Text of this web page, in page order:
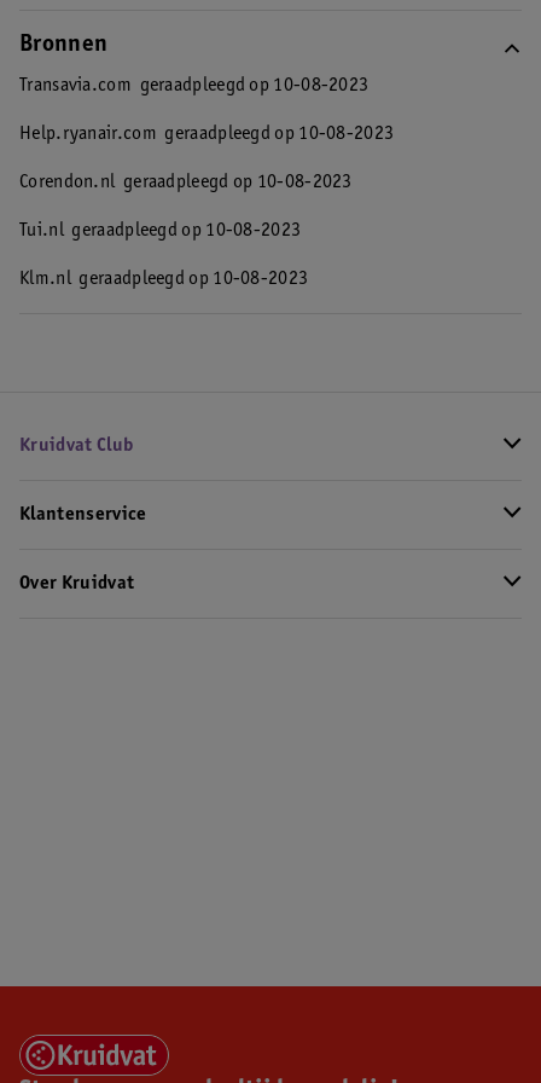
Bronnen
Transavia.com geraadpleegd op 10-08-2023
Help.ryanair.com geraadpleegd op 10-08-2023
Corendon.nl geraadpleegd op 10-08-2023
Tui.nl geraadpleegd op 10-08-2023
Klm.nl geraadpleegd op 10-08-2023
Kruidvat Club
Klantenservice
Over Kruidvat